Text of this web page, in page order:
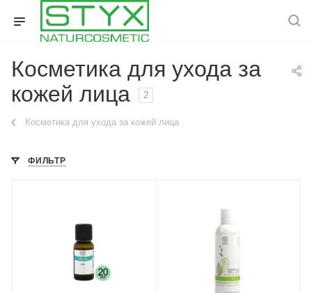
Косметика для ухода за
кожей лица
2
Косметика для ухода за кожей лица
ФИЛЬТР